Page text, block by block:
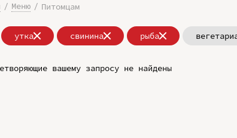
Меню Питомцам
утка свинина рыба
вашему запросу не найдены